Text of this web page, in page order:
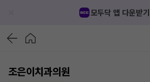
모두닥 앱 다운받기
조은이치과의원